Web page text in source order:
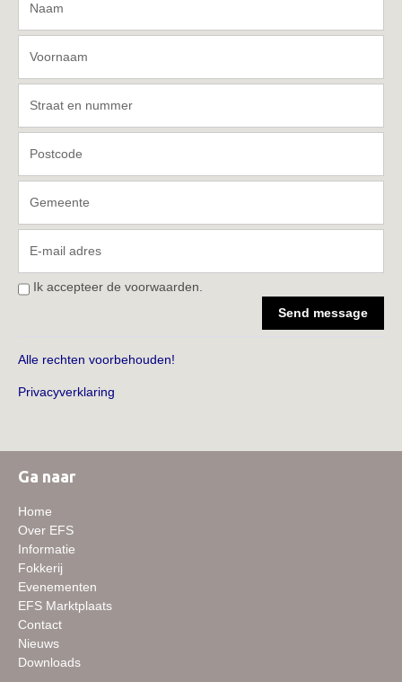
Ik accepteer de voorwaarden.
Send message
Alle rechten voorbehouden!
Privacyverklaring
Ga naar
Home
Over EFS
Informatie
Fokkerij
Evenementen
EFS Marktplaats
Contact
Nieuws
Downloads